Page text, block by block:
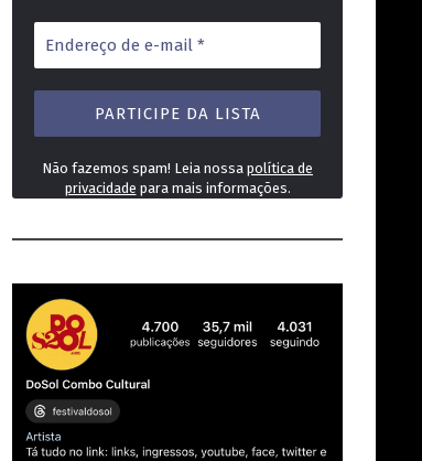
Endereço
de
e-
mail
Não fazemos spam! Leia nossa política de
privacidade para mais informações.